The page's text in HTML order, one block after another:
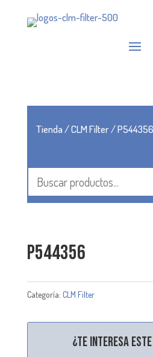
Tienda/CLM Filter/ P544356
P544356
Categoría: CLM Filter
¿Te interesa